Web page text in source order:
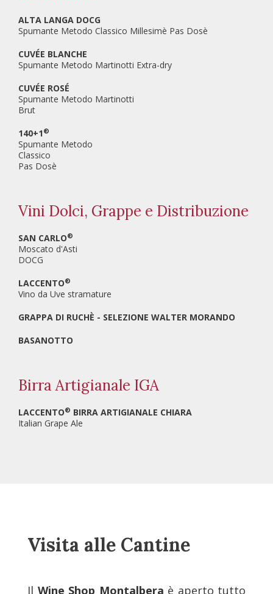
ALTA LANGA DOCG
Spumante Metodo Classico Millesimè Pas Dosè
CUVÉE BLANCHE
Spumante Metodo Martinotti Extra-dry
CUVÉE ROSÉ
Spumante Metodo Martinotti
Brut
140+1 ®
Spumante Metodo
Classico
Pas Dosè
Vini Dolci, Grappe e Distribuzione
SAN CARLO®
Moscato d'Asti
DOCG
LACCENTO®
Vino da Uve stramature
GRAPPA DI RUCHÈ - SELEZIONE WALTER MORANDO
BASANOTTO
Birra Artigianale IGA
LACCENTO® BIRRA ARTIGIANALE CHIARA
Italian Grape Ale
Visita alle Cantine
Il Wine Shop Montalbera è aperto tutto